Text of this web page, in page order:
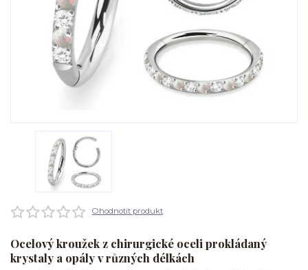
Ohodnotit produkt
Ocelový kroužek z chirurgické oceli prokládaný
krystaly a opály v různých délkách